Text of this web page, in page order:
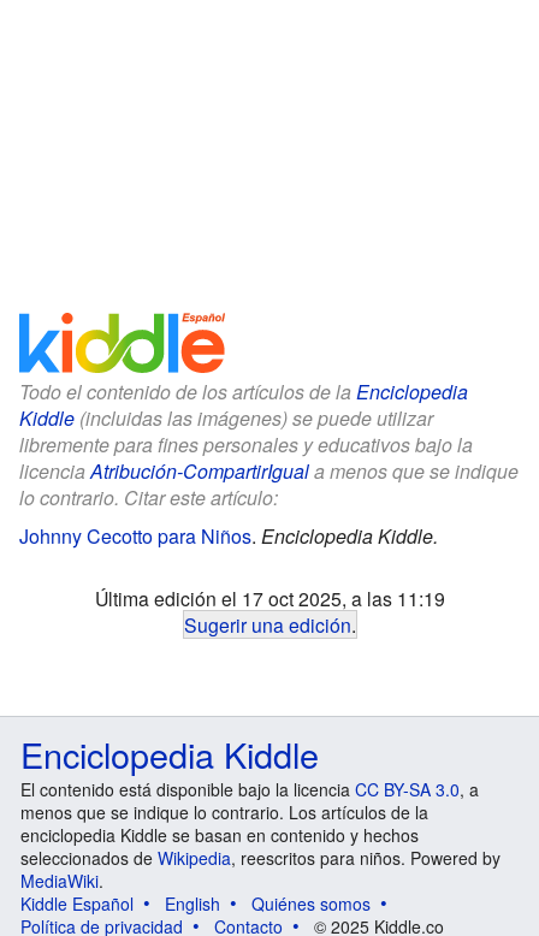
Todo el contenido de los artículos de la Enciclopedia
Kiddle (incluidas las imágenes) se puede utilizar
libremente para fines personales y educativos bajo la
licenciaAtribución-CompartirIguala menos que se indique
lo contrario. Citar este artículo:
Johnny Cecotto para Niños. Enciclopedia Kiddle.
Última edición el 17 oct 2025, a las 11:19
Sugerir una edición.
Enciclopedia Kiddle
El contenido está disponible bajo la licencia CC BY-SA 3.0, a
menos que se indique lo contrario. Los artículos de la
enciclopedia Kiddle se basan en contenido y hechos
seleccionados de Wikipedia, reescritos para niños. Powered by
MediaWiki.
Kiddle Español
English
Quiénes somos
Política de privacidad
Contacto © 2025 Kiddle.co